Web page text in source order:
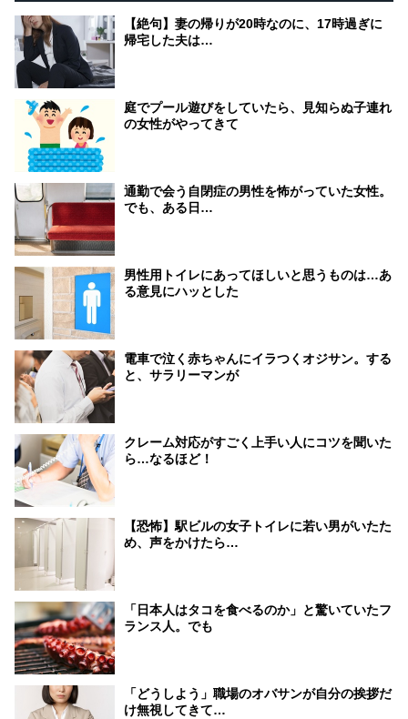
【絶句】妻の帰りが20時なのに、17時過ぎに
帰宅した夫は…
庭でプール遊びをしていたら、見知らぬ子連れ
の女性がやってきて
通勤で会う自閉症の男性を怖がっていた女性。
でも、ある日…
男性用トイレにあってほしいと思うものは…あ
る意見にハッとした
電車で泣く赤ちゃんにイラつくオジサン。する
と、サラリーマンが
クレーム対応がすごく上手い人にコツを聞いた
ら…なるほど！
【恐怖】駅ビルの女子トイレに若い男がいたた
め、声をかけたら…
「日本人はタコを食べるのか」と驚いていたフ
ランス人。でも
「どうしよう」職場のオバサンが自分の挨拶だ
け無視してきて…